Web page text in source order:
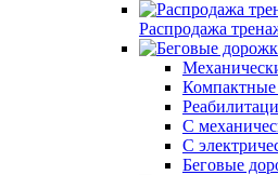
Распродажа
С
С
Беговые